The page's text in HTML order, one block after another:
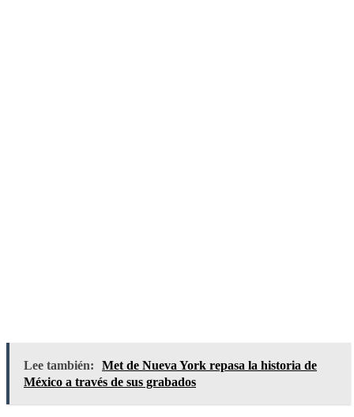
Lee también:
Met de Nueva York repasa la historia de
México a través de sus grabados